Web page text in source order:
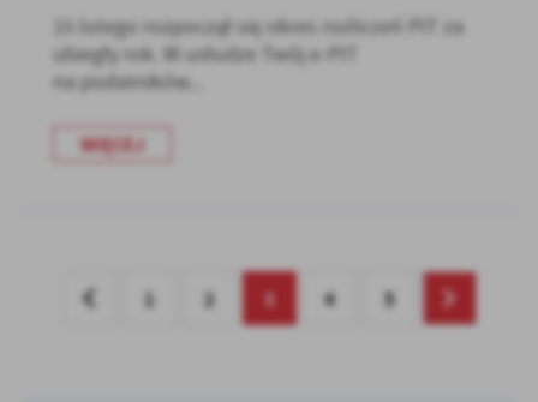
15 lutego rozpoczął się okres rozliczeń PIT za
ubiegły rok. W usłudze Twój e-PIT
na podatników...
WIĘCEJ
1 2 3 4 5